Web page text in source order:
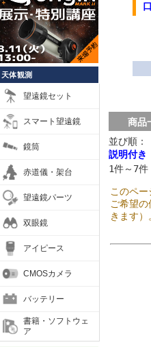
天体観測
望遠鏡セット
スマート望遠鏡
鏡筒
赤道儀・架台
望遠鏡パーツ
双眼鏡
アイピース
CMOSカメラ
バッテリー
書籍・ソフトウェ
ア
商品
並び順：
説明付き
1件～7件
このペー
ご希望
きます）